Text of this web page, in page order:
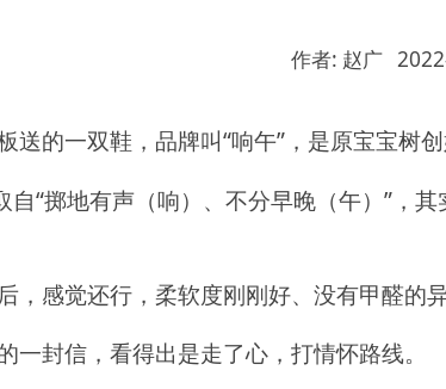
作者: 赵广
送的一双鞋，品牌叫“响午”，是原宝宝树
自“掷地有声（响）、不分早晚（午）”，
，感觉还行，柔软度刚刚好、没有甲醛的
一封信，看得出是走了心，打情怀路线。